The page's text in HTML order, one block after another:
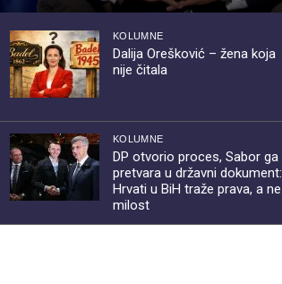
KOLUMNE
Dalija Orešković – žena koja
nije čitala
KOLUMNE
DP otvorio proces, Sabor ga
pretvara u državni dokument:
Hrvati u BiH traže prava, a ne
milost